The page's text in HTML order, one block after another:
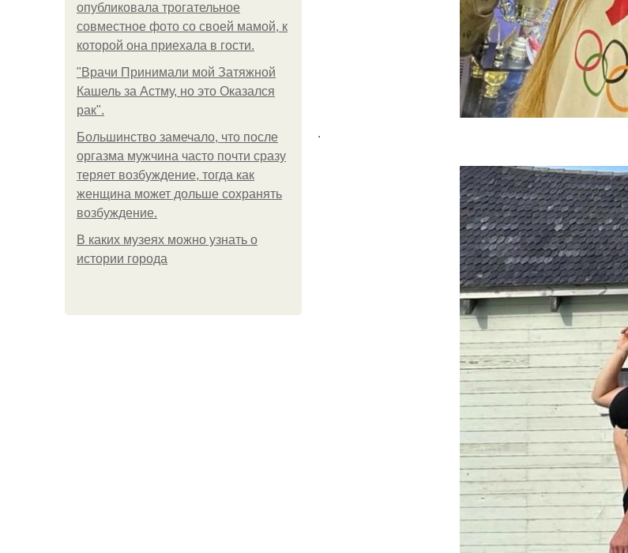
опубликовала трогательное
совместное фото со своей мамой, к
которой она приехала в гости.
"Врачи Принимали мой Затяжной
Кашель за Астму, но это Оказался
рак".
Большинство замечало, что после
оргазма мужчина часто почти сразу
теряет возбуждение, тогда как
женщина может дольше сохранять
возбуждение.
В каких музеях можно узнать о
истории города
.